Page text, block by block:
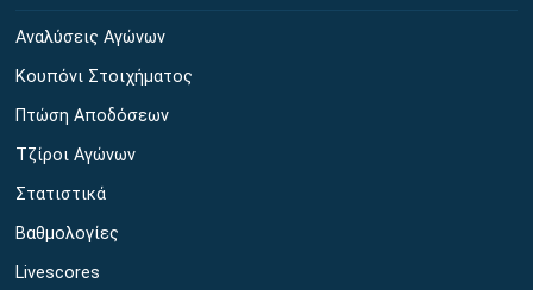
Αναλύσεις Αγώνων
Κουπόνι Στοιχήματος
Πτώση Αποδόσεων
Τζίροι Αγώνων
Στατιστικά
Βαθμολογίες
Livescores